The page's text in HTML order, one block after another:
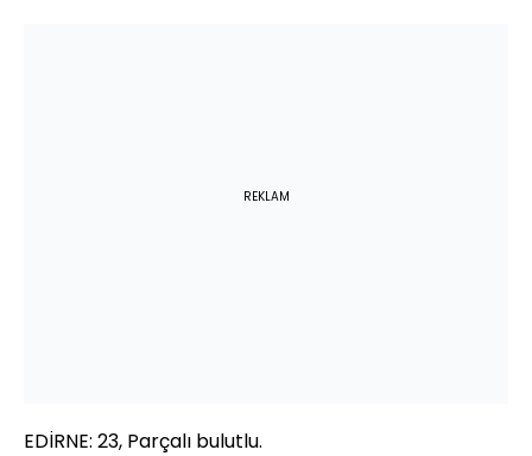
REKLAM
EDİRNE: 23, Parçalı bulutlu.